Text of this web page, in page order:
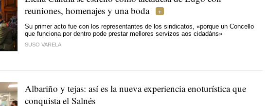
reuniones, homenajes y una boda
Su primer acto fue con los representantes de los sindicatos, «porque un Concello
que funciona por dentro pode prestar mellores servizos aos cidadáns»
SUSO VARELA
Albariño y tejas: así es la nueva experiencia enoturística que
conquista el Salnés